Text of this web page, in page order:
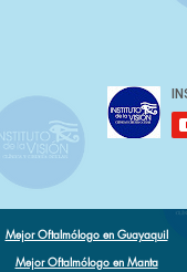
Mejor Oftalmólogo en Guayaquil
Mejor Oftalmólogo en Manta